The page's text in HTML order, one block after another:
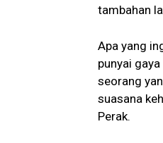
tambahan
Apa yang
punyai
seorang
suasana
Perak.